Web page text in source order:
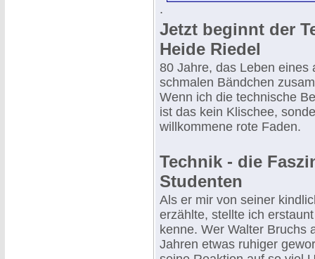
.
Jetzt beginnt der
Heide Riedel
80 Jahre, das Leben eines
schmalen Bändchen
Wenn ich die technische
ist das kein Klischee,
willkommene rote Faden.
Technik - die
Studenten
Als er mir von seiner
erzählte, stellte ich
kenne. Wer Walter Bruchs
Jahren etwas ruhiger